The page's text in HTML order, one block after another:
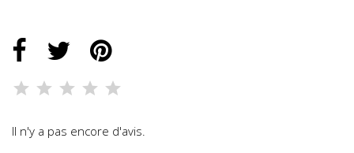
Il n'y a pas encore d'avis.